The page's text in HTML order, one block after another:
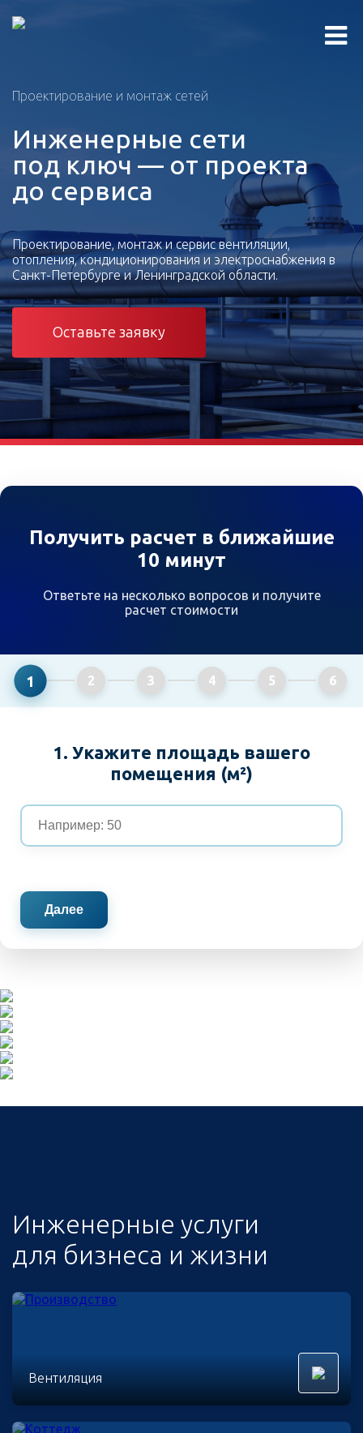
Проектирование и монтаж сетей
Инженерные сети
под ключ — от проекта
до сервиса
Проектирование, монтаж и сервис вентиляции,
отопления, кондиционирования и электроснабжения в
Санкт-Петербурге и Ленинградской области.
Оставьте заявку
Получить расчет в ближайшие
10 минут
Ответьте на несколько вопросов и получите
расчет стоимости
1 2 3 4 5 6
1. Укажите площадь вашего
помещения (м²)
Далее
Инженерные услуги
для бизнеса и жизни
Вентиляция